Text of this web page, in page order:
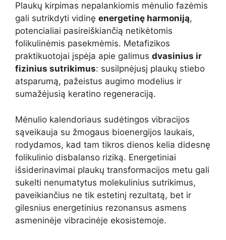
Plaukų kirpimas nepalankiomis mėnulio fazėmis
gali sutrikdyti vidinę energetinę harmoniją,
potencialiai pasireiškiančią netikėtomis
folikulinėmis pasekmėmis. Metafizikos
praktikuotojai įspėja apie galimus dvasinius ir
fizinius sutrikimus: susilpnėjusį plaukų stiebo
atsparumą, pažeistus augimo modelius ir
sumažėjusią keratino regeneraciją.
Mėnulio kalendoriaus sudėtingos vibracijos
sąveikauja su žmogaus bioenergijos laukais,
rodydamos, kad tam tikros dienos kelia didesnę
folikulinio disbalanso riziką. Energetiniai
išsiderinavimai plaukų transformacijos metu gali
sukelti nenumatytus molekulinius sutrikimus,
paveikiančius ne tik estetinį rezultatą, bet ir
gilesnius energetinius rezonansus asmens
asmeninėje vibracinėje ekosistemoje.